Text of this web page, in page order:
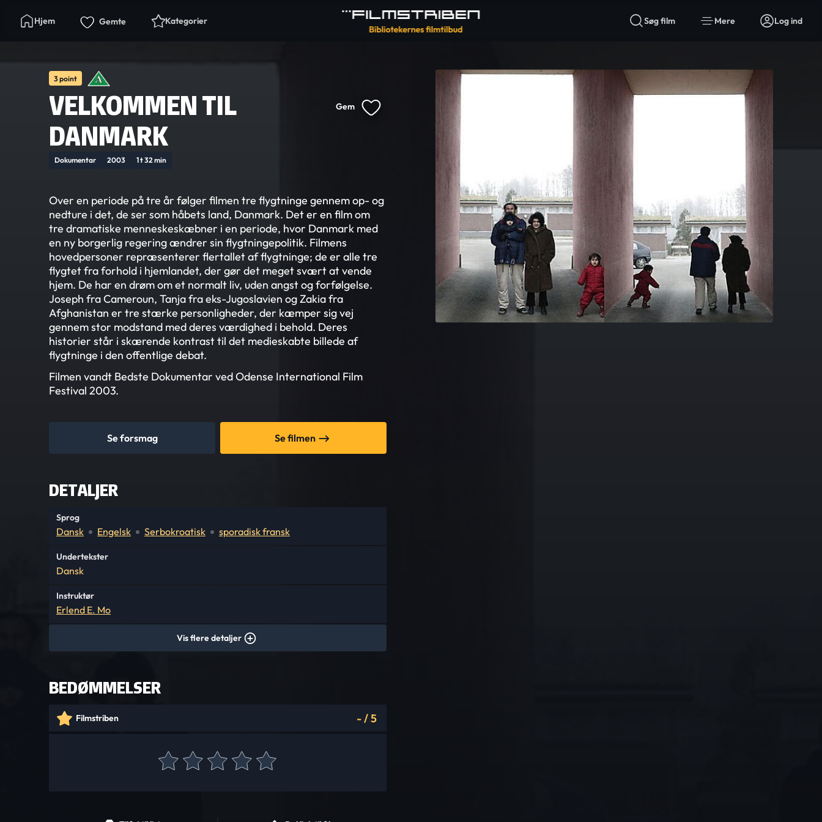
Hjem Gemte Kategorier Søg film Mere Log ind
3 point
VELKOMMEN TIL
DANMARK
Gem
Dokumentar 2003 1 t 32 min
Over en periode på tre år følger filmen tre flygtninge gennem op- og
nedture i det, de ser som håbets land, Danmark. Det er en film om
tre dramatiske menneskeskæbner i en periode, hvor Danmark med
en ny borgerlig regering ændrer sin flygtningepolitik. Filmens
hovedpersoner repræsenterer flertallet af flygtninge; de er alle tre
flygtet fra forhold i hjemlandet, der gør det meget svært at vende
hjem. De har en drøm om et normalt liv, uden angst og forfølgelse.
Joseph fra Cameroun, Tanja fra eks-Jugoslavien og Zakia fra
Afghanistan er tre stærke personligheder, der kæmper sig vej
gennem stor modstand med deres værdighed i behold. Deres
historier står i skærende kontrast til det medieskabte billede af
flygtninge i den offentlige debat.
Filmen vandt Bedste Dokumentar ved Odense International Film
Festival 2003.
Se forsmag Se filmen
DETALJER
Sprog
Dansk Engelsk Serbokroatisk sporadisk fransk
Undertekster
Dansk
Instruktør
Erlend E. Mo
Vis flere detaljer
BEDØMMELSER
Filmstriben -/5